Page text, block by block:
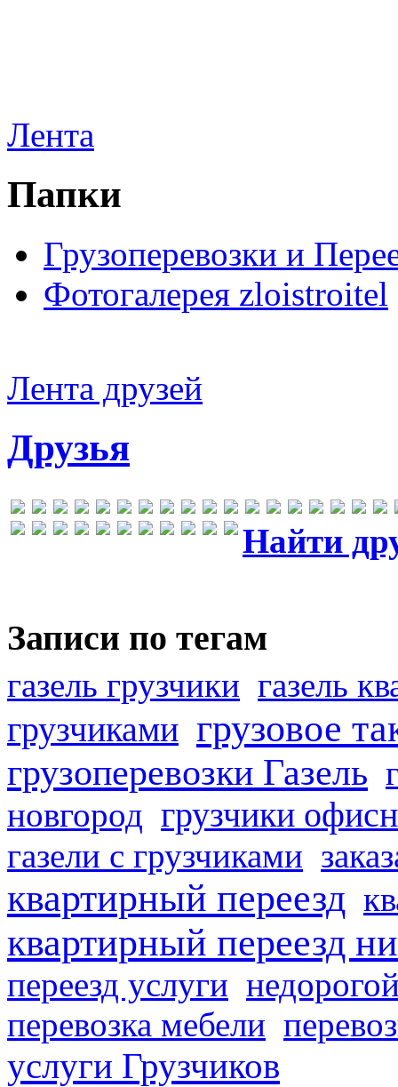
Лента
Папки
Грузоперевозки и
Фотогалерея zloistroitel
Лента друзей
Друзья
Найти
Записи по тегам
газель грузчики газель
грузчиками грузовое
грузоперевозки Газель
новгород грузчики
газели с грузчиками
квартирный переезд
квартирный переезд
переезд услуги
перевозка мебели
услуги Грузчиков